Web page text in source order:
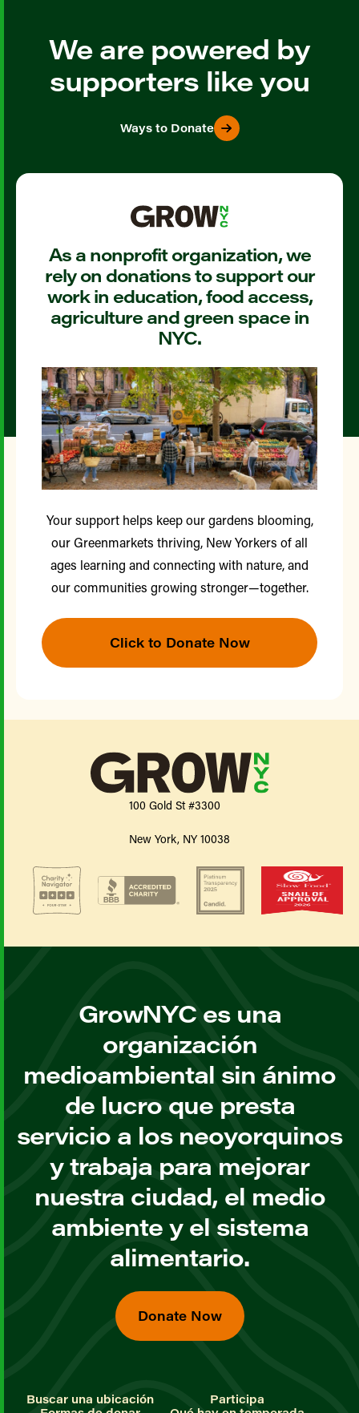
We are powered by
supporters like you
Ways to Donate
As a nonprofit organization, we
rely on donations to support our
work in education, food access,
agriculture and green space in
NYC.
Your support helps keep our gardens blooming,
our Greenmarkets thriving, New Yorkers of all
ages learning and connecting with nature, and
our communities growing stronger—together.
Click to Donate Now
100 Gold St #3300
New York, NY 10038
GrowNYC es una
organización
medioambiental sin ánimo
de lucro que presta
servicio a los neoyorquinos
y trabaja para mejorar
nuestra ciudad, el medio
ambiente y el sistema
alimentario.
Donate Now
Buscar una ubicación
Participa